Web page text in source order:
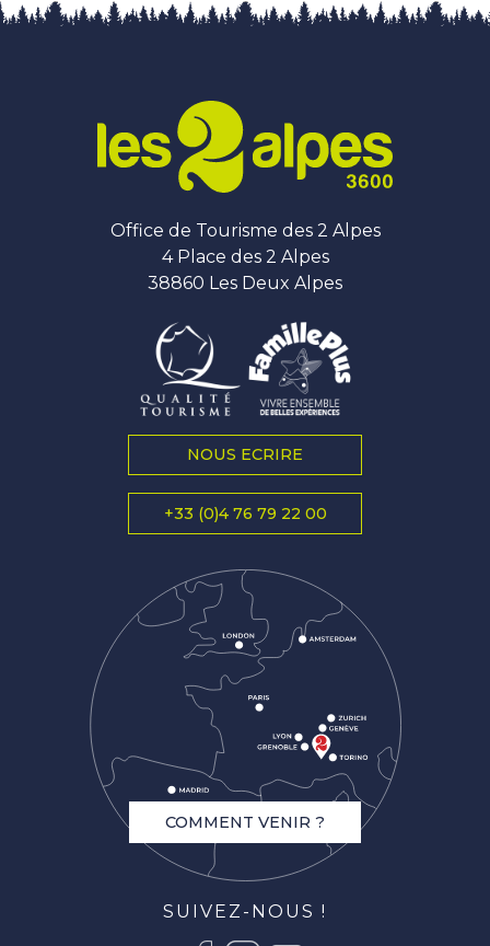
Office de Tourisme des 2 Alpes
4 Place des 2 Alpes
38860 Les Deux Alpes
NOUS ECRIRE
+33 (0)4 76 79 22 00
COMMENT VENIR ?
SUIVEZ-NOUS !